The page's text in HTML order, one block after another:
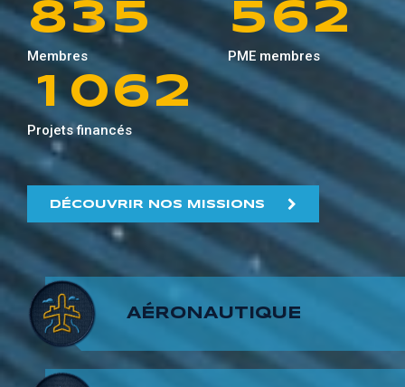
8
9
3
4
5
6
7
8
9
5
6
7
8
9
Membres
5
6
7
8
9
6
7
8
9
2
3
4
5
6
7
8
PME membres
0
1
2
3
4
5
6
9
0
1
2
3
4
5
5
6
7
8
9
1
2
3
4
5
6
7
Projets financés
DÉCOUVRIR NOS MISSIONS
AÉRONAUTIQUE